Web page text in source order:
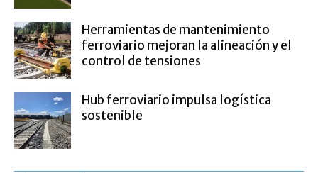
Herramientas de mantenimiento
ferroviario mejoran la alineación y el
control de tensiones
Hub ferroviario impulsa logística
sostenible